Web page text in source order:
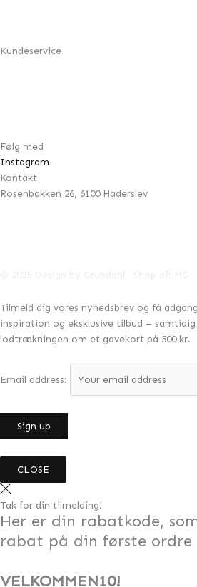
Kundeservice
Følg med
Instagram
Kontakt
Rosenbakken 26, 6100 Haderslev
Tilmeld dig vores nyhedsbrev og få
inspiration og eksklusive tilbud –
lodtrækningen om et gavekort på 500 kr.
Email address:
CLOSE
Tak for din tilmelding!
Her er din rabatkode,
rabat på din første ordre
VELKOMMEN10!